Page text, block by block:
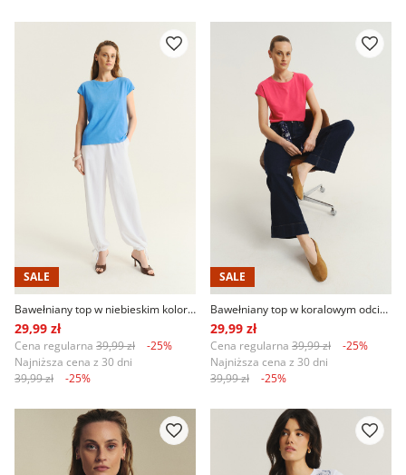
SALE
Bawełniany top w niebieskim kolorze
29,99 zł
Cena regularna 39,99 zł
-25%
Najniższa cena z 30 dni
39,99 zł
-25%
SALE
Bawełniany top w koralowym odcieniu różu
29,99 zł
Cena regularna 39,99 zł
-25%
Najniższa cena z 30 dni
39,99 zł
-25%